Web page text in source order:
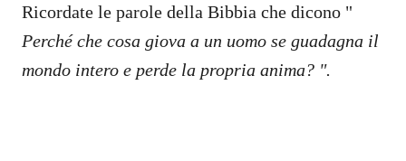
Ricordate le parole della Bibbia che dicono "
Perché che cosa giova a un uomo se guadagna il
mondo intero e perde la propria anima? ".